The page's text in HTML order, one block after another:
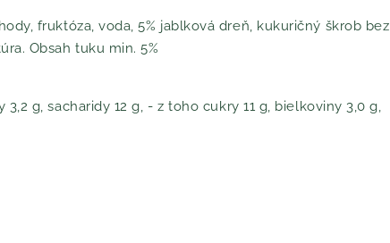
fruktóza, voda, 5% jablková dreň, kukuričný škrob bez
Obsah tuku min. 5%
g, sacharidy 12 g, - z toho cukry 11 g, bielkoviny 3,0 g,